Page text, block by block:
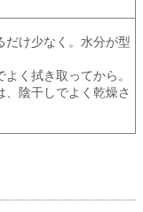
だけ少なく。水分が型
く拭き取ってから。
陰干しでよく乾燥さ